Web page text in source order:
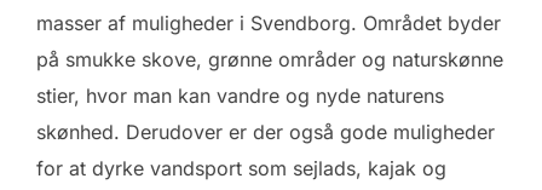
masser af muligheder i Svendborg. Området byder
på smukke skove, grønne områder og naturskønne
stier, hvor man kan vandre og nyde naturens
skønhed. Derudover er der også gode muligheder
for at dyrke vandsport som sejlads, kajak og